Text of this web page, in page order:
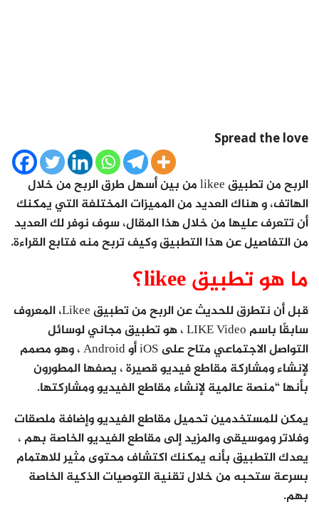
Spread the love
الربح من تطبيق likee من بين أسهل طرق الربح من خلال
الهاتف، و هناك العديد من المميزات المختلفة التي يمكنك
أن تتعرف عليها من خلال هذا المقال، سوف نوفر لك العديد
من التفاصيل عن هذا التطبيق وكيف تربح منه فتابع القراءة.
ما هو تطبيق likee؟
قبل أن نتطرق للحديث عن الربح من تطبيق Likee، المعروف
سابقًا باسم LIKE Video ، هو تطبيق مجاني لوسائل
التواصل الاجتماعي متاح على iOS أو Android ، وهو مصمم
لإنشاء ومشاركة مقاطع فيديو قصيرة ، يصفها المطورون
بأنها “منصة عالمية لإنشاء مقاطع الفيديو ومشاركتها.
يمكن للمستخدمين تحميل مقاطع الفيديو وإضافة ملصقات
وفلاتر وموسيقى والمزيد إلى مقاطع الفيديو الخاصة بهم ،
يعدك التطبيق بأنه يمكنك اكتشاف محتوى مثير للاهتمام
بسرعة ستحبه من خلال تقنية التوصيات الذكية الخاصة
بهم.